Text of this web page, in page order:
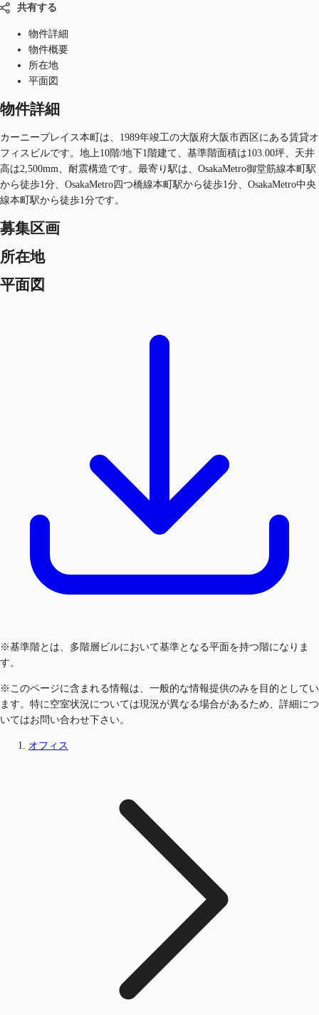
共有する
物件詳細
物件概要
所在地
平面図
物件詳細
カーニープレイス本町は、1989年竣工の大阪府大阪市西区にある賃貸オ
フィスビルです。地上10階/地下1階建て、基準階面積は103.00坪、天井
高は2,500mm、耐震構造です。最寄り駅は、OsakaMetro御堂筋線本町駅
から徒歩1分、OsakaMetro四つ橋線本町駅から徒歩1分、OsakaMetro中央
線本町駅から徒歩1分です。
募集区画
所在地
平面図
※基準階とは、多階層ビルにおいて基準となる平面を持つ階になりま
す。
※このページに含まれる情報は、一般的な情報提供のみを目的としてい
ます。特に空室状況については現況が異なる場合があるため、詳細につ
いてはお問い合わせ下さい。
オフィス